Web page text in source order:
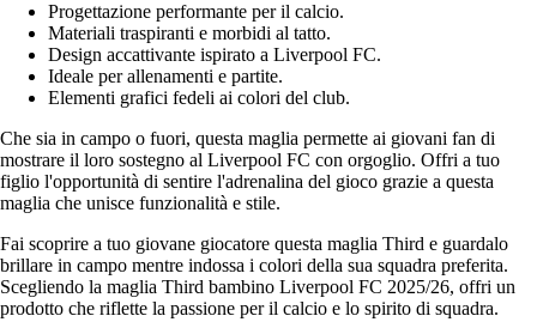
Progettazione performante per il calcio.
Materiali traspiranti e morbidi al tatto.
Design accattivante ispirato a Liverpool FC.
Ideale per allenamenti e partite.
Elementi grafici fedeli ai colori del club.
Che sia in campo o fuori, questa maglia permette ai giovani fan di
mostrare il loro sostegno al Liverpool FC con orgoglio. Offri a tuo
figlio l'opportunità di sentire l'adrenalina del gioco grazie a questa
maglia che unisce funzionalità e stile.
Fai scoprire a tuo giovane giocatore questa maglia Third e guardalo
brillare in campo mentre indossa i colori della sua squadra preferita.
Scegliendo la maglia Third bambino Liverpool FC 2025/26, offri un
prodotto che riflette la passione per il calcio e lo spirito di squadra.